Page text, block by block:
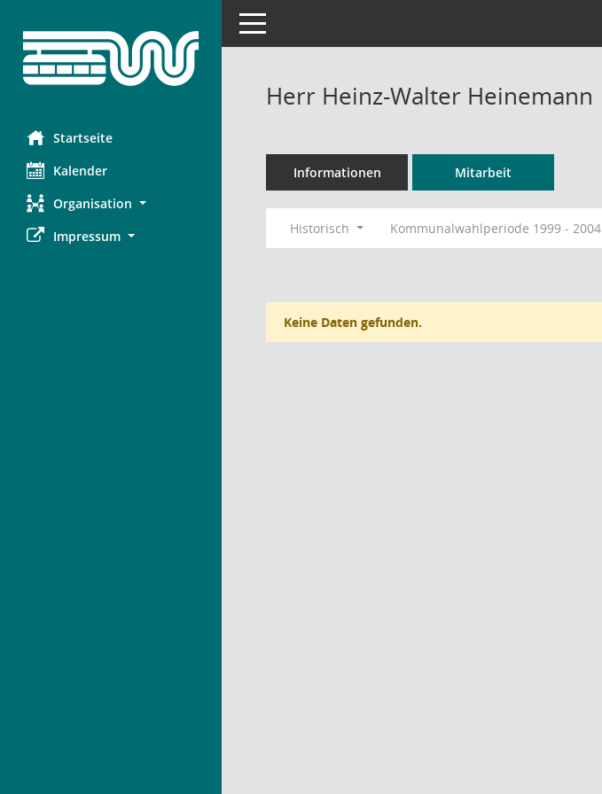
Startseite
Kalender
Organisation
Impressum
Toggle navigation
Herr Heinz-Walter Heinemann
Informationen Mitarbeit
Historisch Kommunalwahlperiode 1999 - 2004
Keine Daten gefunden.